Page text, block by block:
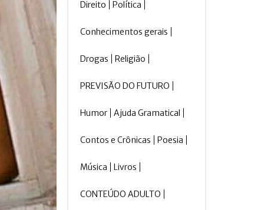
Direito Política
Conhecimentos gerais
Drogas Religião
PREVISÃO DO FUTURO
Humor Ajuda Gramatical
Contos e Crônicas Poesia
Música Livros
CONTEÚDO ADULTO